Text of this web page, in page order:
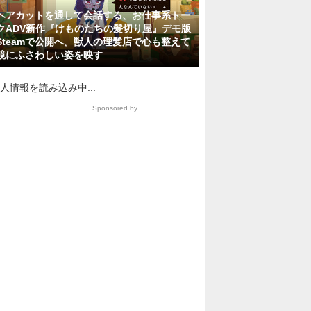
アカットを通して会話する、お仕事系トー
ADV新作『けものたちの髪切り屋』デモ版
で公開へ。獣人の理髪店で心も整えて
にふさわしい姿を映す
情報を読み込み中...
Sponsored by